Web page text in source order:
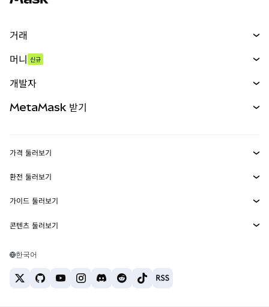
거래
무기한 선물
실물자산
머니 신규
개발자
MetaMask Connect
Snaps
웹3 서비스
MetaMask 받기
보안
고객 지원
채용
가격 둘러보기
이더리움 가격
솔라나 가격
테더 가격
환전 둘러보기
ETH를 USD로 환전
USDT를 INR로 환전
BTC를 INR로 환전
ETH를 USDT로 환전
가이드 둘러보기
ETH 매수
USDT 매수
콘텐츠 둘러보기
솔라나 지갑
한국어